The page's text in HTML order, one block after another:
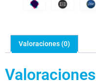
Valoraciones (0)
Valoraciones